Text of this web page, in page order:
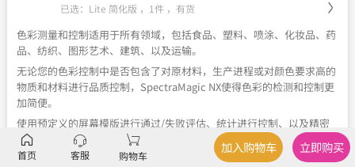
已选：Lite 简化版 ，1件 ， 有货
色彩测量和控制适用于所有领域，包括食品、塑料、喷涂、化妆品、药
品、纺织、图形艺术、建筑、以及运输。
无论您的色彩控制中是否包含了对原材料，生产进程或对颜色要求高的
物质和材料进行品质控制，SpectraMagic NX使得色彩的检测和控制更
加简便。
使用预定义的屏幕模版进行通过/失败评估、统计进行控制、以及精密
的研发分析。 或者，根据您自身特定的行业和／或应用程序设计自己的
屏幕布局。
首页 客服 购物车
加入购物车 立即购买